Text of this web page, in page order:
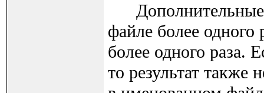
Дополнительные
файле более одного
более одного раза.
то результат также